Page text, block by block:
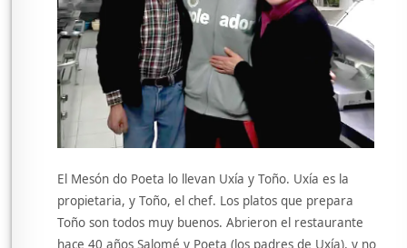
El Mesón do Poeta lo llevan Uxía y Toño. Uxía es la
propietaria, y Toño, el chef. Los platos que prepara
Toño son todos muy buenos. Abrieron el restaurante
hace 40 años Salomé y Poeta (los padres de Uxía), y no